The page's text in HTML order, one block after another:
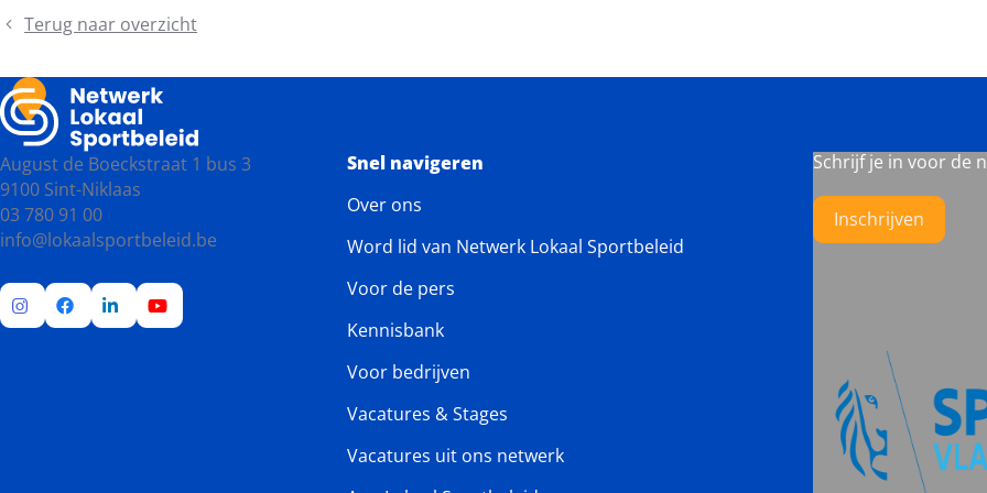
Terug naar overzicht
August de Boeckstraat 1 bus 3
9100 Sint-Niklaas
03 780 91 00
info@lokaalsportbeleid.be
Snel navigeren
Over ons
Word lid van Netwerk Lokaal Sportbeleid
Voor de pers
Kennisbank
Voor bedrijven
Vacatures & Stages
Vacatures uit ons netwerk
Schrijf je in voor de
Inschrijven